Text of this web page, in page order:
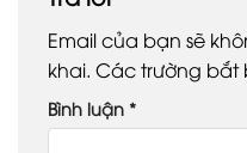
Email của bạn sẽ
khai. Các trường bắt
Bình luận *